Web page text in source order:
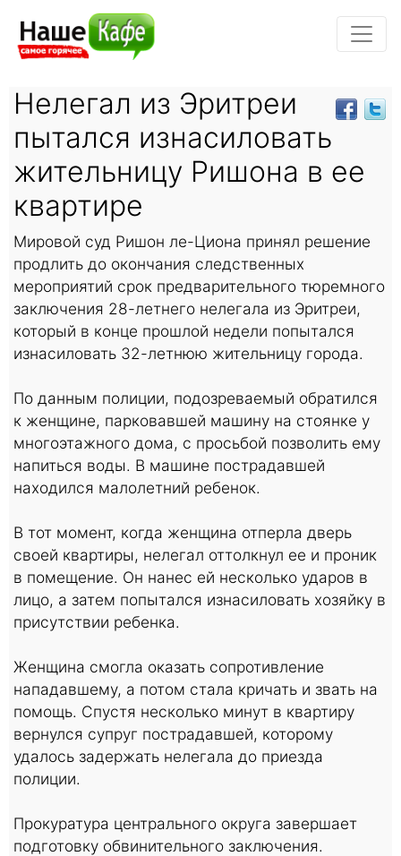
Нелегал из Эритреи
пытался изнасиловать
жительницу Ришона в ее
квартире
Мировой суд Ришон ле-Циона принял решение
продлить до окончания следственных
мероприятий срок предварительного тюремного
заключения 28-летнего нелегала из Эритреи,
который в конце прошлой недели попытался
изнасиловать 32-летнюю жительницу города.
По данным полиции, подозреваемый обратился
к женщине, парковавшей машину на стоянке у
многоэтажного дома, с просьбой позволить ему
напиться воды. В машине пострадавшей
находился малолетний ребенок.
В тот момент, когда женщина отперла дверь
своей квартиры, нелегал оттолкнул ее и проник
в помещение. Он нанес ей несколько ударов в
лицо, а затем попытался изнасиловать хозяйку в
присутствии ребенка.
Женщина смогла оказать сопротивление
нападавшему, а потом стала кричать и звать на
помощь. Спустя несколько минут в квартиру
вернулся супруг пострадавшей, которому
удалось задержать нелегала до приезда
полиции.
Прокуратура центрального округа завершает
подготовку обвинительного заключения.